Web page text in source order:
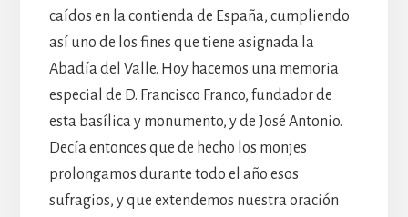
caídos en la contienda de España, cumpliendo
así uno de los fines que tiene asignada la
Abadía del Valle. Hoy hacemos una memoria
especial de D. Francisco Franco, fundador de
esta basílica y monumento, y de José Antonio.
Decía entonces que de hecho los monjes
prolongamos durante todo el año esos
sufragios, y que extendemos nuestra oración